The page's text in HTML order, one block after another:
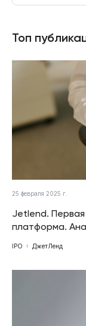
Топ
25 февраля 2025 г.
Jetlend. Первая
платформа.
IPO ДжетЛенд